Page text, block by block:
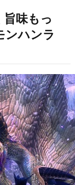
旨味もっ
ンハンラ